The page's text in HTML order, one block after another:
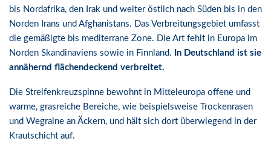
bis Nordafrika, den Irak und weiter östlich nach Süden bis in den
Norden Irans und Afghanistans. Das Verbreitungsgebiet umfasst
die gemäßigte bis mediterrane Zone. Die Art fehlt in Europa im
Norden Skandinaviens sowie in Finnland.
In Deutschland ist sie
annähernd flächendeckend verbreitet.
Die Streifenkreuzspinne bewohnt in Mitteleuropa offene und
warme, grasreiche Bereiche, wie beispielsweise Trockenrasen
und Wegraine an Äckern, und hält sich dort überwiegend in der
Krautschicht auf.